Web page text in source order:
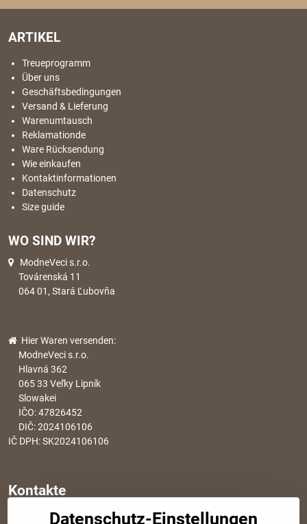
ARTIKEL
Treueprogramm
Über uns
Geschäftsbedingungen
Versand & Lieferung
Warenumtausch
Reklamationde
Ware Rücksendung
Wie einkaufen
Kontaktinformationen
Datenschutz
Size guide
WO SIND WIR?
ModneVeci s.r.o.
Továrenská 11
064 01, Stará Ľubovňa
Hier Waren versenden:
ModneVeci s.r.o.
Hlavná 362
065 33 Veľky Lipník
Slowakei
IČO: 47826452
DIČ: 2024106106
IČ DPH: SK2024106106
Kontakte
info​@modischesachen​.de
Datenschutz-Einstellungen